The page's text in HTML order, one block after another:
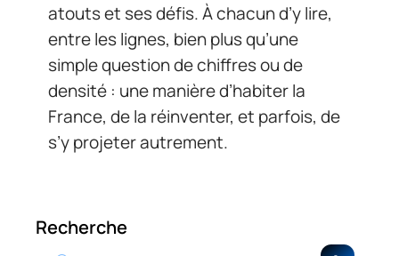
atouts et ses défis. À chacun d’y lire,
entre les lignes, bien plus qu’une
simple question de chiffres ou de
densité : une manière d’habiter la
France, de la réinventer, et parfois, de
s’y projeter autrement.
Recherche